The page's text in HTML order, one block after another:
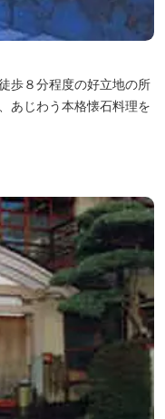
歩８分程度の好立地の所
あじわう本格懐石料理を